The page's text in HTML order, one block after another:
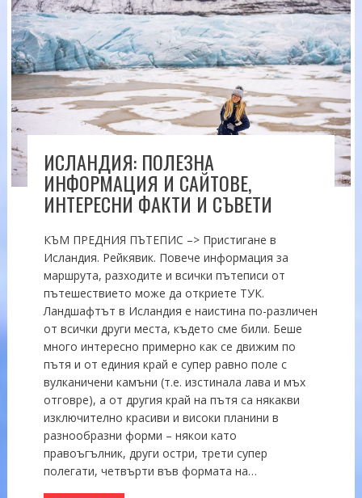
ИСЛАНДИЯ: ПОЛЕЗНА
ИНФОРМАЦИЯ И САЙТОВЕ,
ИНТЕРЕСНИ ФАКТИ И СЪВЕТИ
КЪМ ПРЕДНИЯ ПЪТЕПИС –> Пристигане в
Исландия. Рейкявик. Повече информация за
маршрута, разходите и всички пътеписи от
пътешествието може да откриете ТУК.
Ландшафтът в Исландия е наистина по-различен
от всички други места, където сме били. Беше
много интересно примерно как се движим по
пътя и от единия край е супер равно поле с
вулканичени камъни (т.е. изстинала лава и мъх
отговре), а от другия край на пътя са някакви
изключително красиви и високи планини в
разнообразни форми – някои като
правоъгълник, други остри, трети супер
полегати, четвърти във формата на…